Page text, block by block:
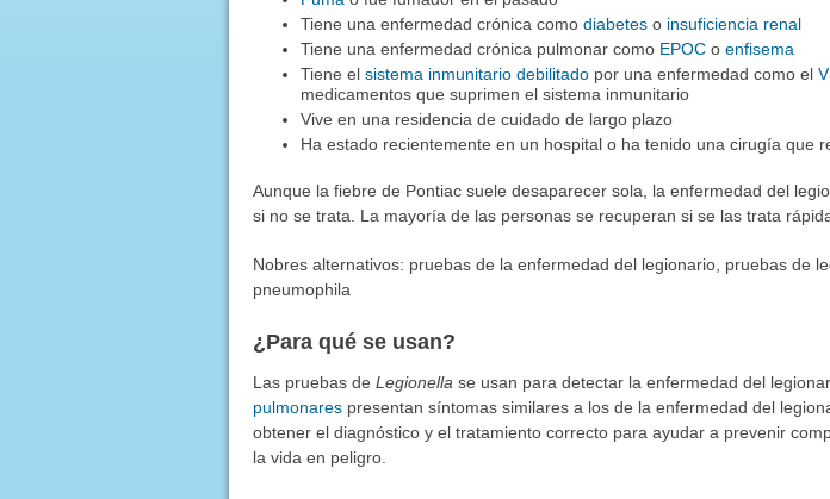
Tiene una enfermedad crónica como diabeteso insuficiencia renal
Tiene una enfermedad crónica pulmonar como EPOCo enfisema
Tiene el sistema inmunitario debilitadopor una enfermedad como el
medicamentos que suprimen el sistema inmunitario
Vive en una residencia de cuidado de largo plazo
Ha estado recientemente en un hospital o ha tenido una cirugía que
Aunque la fiebre de Pontiac suele desaparecer sola, la enfermedad del
si no se trata. La mayoría de las personas se recuperan si se las trata
Nobres alternativos: pruebas de la enfermedad del legionario, pruebas de
pneumophila
¿Para qué se usan?
Las pruebas de Legionella se usan para detectar la enfermedad del
pulmonarespresentan síntomas similares a los de la enfermedad del
obtener el diagnóstico y el tratamiento correcto para ayudar a prevenir
la vida en peligro.